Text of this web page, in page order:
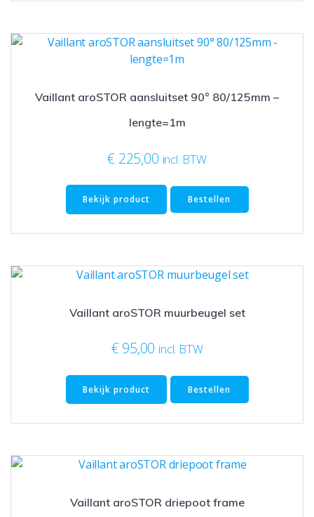
Vaillant aroSTOR aansluitset 90° 80/125mm –
lengte=1m
€ 225,00 incl. BTW
Bekijk product Bestellen
Vaillant aroSTOR muurbeugel set
€ 95,00 incl. BTW
Bekijk product Bestellen
Vaillant aroSTOR driepoot frame